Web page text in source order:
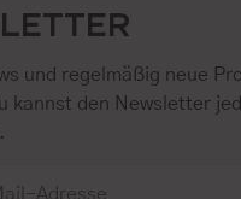
und regelmäßig neue
kannst den Newsletter